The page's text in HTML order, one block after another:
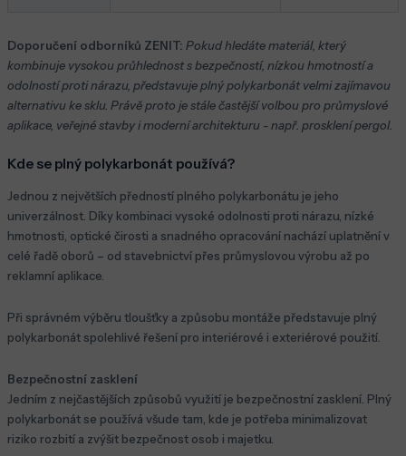
Doporučení odborníků ZENIT: Pokud hledáte materiál, který
kombinuje vysokou průhlednost s bezpečností, nízkou hmotností a
odolností proti nárazu, představuje plný polykarbonát velmi zajímavou
alternativu ke sklu. Právě proto je stále častější volbou pro průmyslové
aplikace, veřejné stavby i moderní architekturu - např. prosklení pergol.
Kde se plný polykarbonát používá?
Jednou z největších předností plného polykarbonátu je jeho
univerzálnost. Díky kombinaci vysoké odolnosti proti nárazu, nízké
hmotnosti, optické čirosti a snadného opracování nachází uplatnění v
celé řadě oborů – od stavebnictví přes průmyslovou výrobu až po
reklamní aplikace.
Při správném výběru tloušťky a způsobu montáže představuje plný
polykarbonát spolehlivé řešení pro interiérové i exteriérové použití.
Bezpečnostní zasklení
Jedním z nejčastějších způsobů využití je bezpečnostní zasklení. Plný
polykarbonát se používá všude tam, kde je potřeba minimalizovat
riziko rozbití a zvýšit bezpečnost osob i majetku.